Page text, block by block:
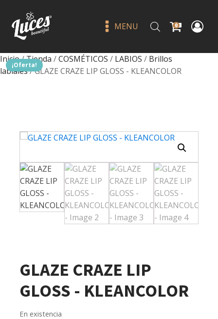
MENU 0
Inicio/Tienda /COSMÉTICOS / LABIOS / Brillos
labiales/ GLAZE CRAZE LIP GLOSS - KLEANCOLOR
¡Oferta!
GLAZE CRAZE LIP
GLOSS - KLEANCOLOR
En existencia
Bye filtter pink cloud - beauty
creations
Q 79.00 + ADD